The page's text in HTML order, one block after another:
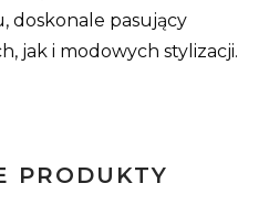
doskonale pasujący
jak i modowych stylizacji.
PRODUKTY